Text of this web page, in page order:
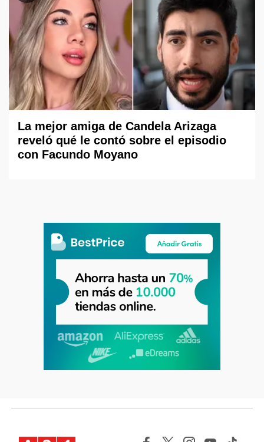
La mejor amiga de Candela Arizaga
reveló qué le contó sobre el episodio
con Facundo Moyano